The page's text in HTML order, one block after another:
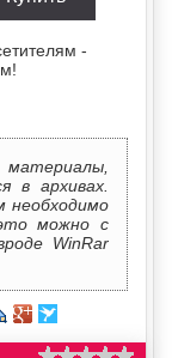
-
в архивах.
необходимо
можно с
WinRar